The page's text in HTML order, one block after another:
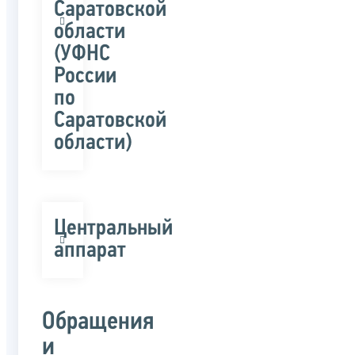
Саратовской
области
(УФНС
России
по
Саратовской
области)
Центральный
аппарат
Обращения
и